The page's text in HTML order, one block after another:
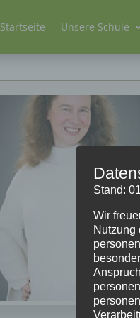
Startseite Unsere Schule
Stand:
Wir
Nutzung